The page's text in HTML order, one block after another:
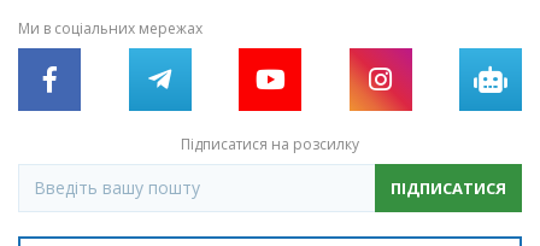
Ми в соціальних мережах
Підписатися на розсилку
ПІДПИСАТИСЯ